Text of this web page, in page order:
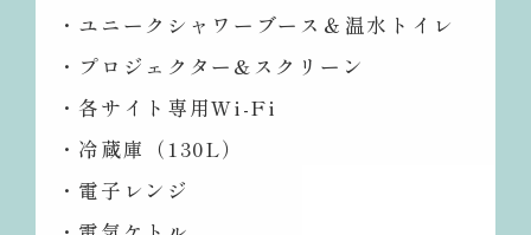
・ユニークシャワーブース＆温水トイレ
・プロジェクター&スクリーン
・各サイト専用Wi-Fi
・冷蔵庫（130L）
・電子レンジ